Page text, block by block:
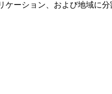
ーション、および地域に分